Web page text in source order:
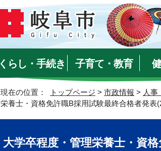
くらし・手続き 子育て・教育
現在の位置： トップページ > 市政情報 > 人事
栄養士・資格免許職B採用試験最終合格者発表
大学卒程度・管理栄養士・資